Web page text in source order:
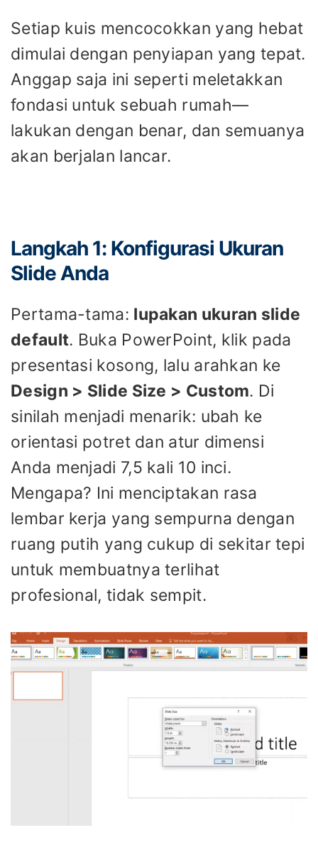
Setiap kuis mencocokkan yang hebat
dimulai dengan penyiapan yang tepat.
Anggap saja ini seperti meletakkan
fondasi untuk sebuah rumah—
lakukan dengan benar, dan semuanya
akan berjalan lancar.
Langkah 1: Konfigurasi Ukuran
Slide Anda
Pertama-tama: lupakan ukuran slide
default. Buka PowerPoint, klik pada
presentasi kosong, lalu arahkan ke
Design > Slide Size > Custom. Di
sinilah menjadi menarik: ubah ke
orientasi potret dan atur dimensi
Anda menjadi 7,5 kali 10 inci.
Mengapa? Ini menciptakan rasa
lembar kerja yang sempurna dengan
ruang putih yang cukup di sekitar tepi
untuk membuatnya terlihat
profesional, tidak sempit.